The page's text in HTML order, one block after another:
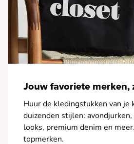
Jouw favoriete merken,
Huur de kledingstukken van je
duizenden stijlen:
looks, premium denim en
topmerken.